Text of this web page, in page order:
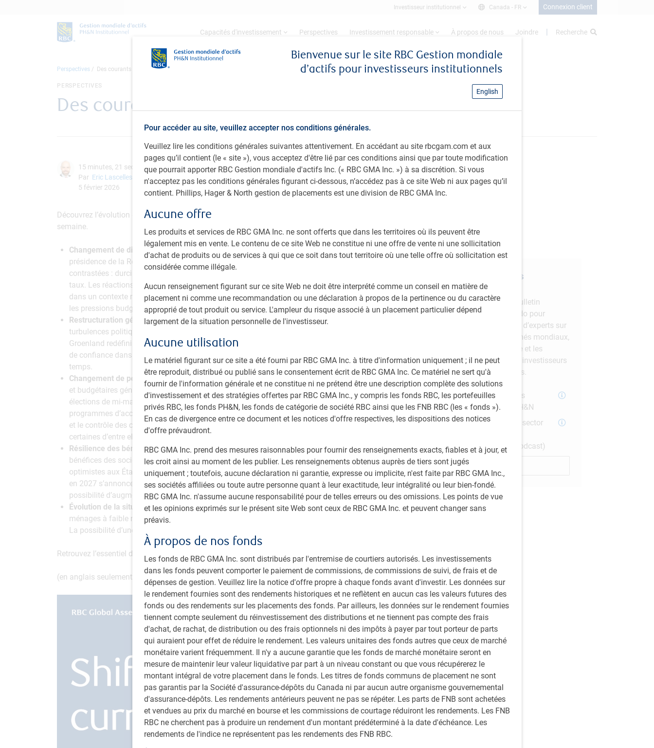
Investisseur institutionnel Canada - FR Connexion client
Capacités d'investissement Perspectives Investissement responsable À propos de nous Joindre Recherche
Bienvenue sur le site RBC Gestion mondiale
d’actifs pour investisseurs institutionnels
English
Pour accéder au site, veuillez accepter nos conditions générales.
Veuillez lire les conditions générales suivantes attentivement. En accédant au site rbcgam.com et aux
pages qu’il contient (le « site »), vous acceptez d'être lié par ces conditions ainsi que par toute modification
que pourrait apporter RBC Gestion mondiale d'actifs Inc. (« RBC GMA Inc. ») à sa discrétion. Si vous
n'acceptez pas les conditions générales figurant ci-dessous, n’accédez pas à ce site Web ni aux pages qu’il
contient. Phillips, Hager & North gestion de placements est une division de RBC GMA Inc.
Aucune offre
Les produits et services de RBC GMA Inc. ne sont offerts que dans les territoires où ils peuvent être
légalement mis en vente. Le contenu de ce site Web ne constitue ni une offre de vente ni une sollicitation
d'achat de produits ou de services à qui que ce soit dans tout territoire où une telle offre où sollicitation est
considérée comme illégale.
Aucun renseignement figurant sur ce site Web ne doit être interprété comme un conseil en matière de
placement ni comme une recommandation ou une déclaration à propos de la pertinence ou du caractère
approprié de tout produit ou service. L'ampleur du risque associé à un placement particulier dépend
largement de la situation personnelle de l'investisseur.
Aucune utilisation
Le matériel figurant sur ce site a été fourni par RBC GMA Inc. à titre d'information uniquement ; il ne peut
être reproduit, distribué ou publié sans le consentement écrit de RBC GMA Inc. Ce matériel ne sert qu'à
fournir de l'information générale et ne constitue ni ne prétend être une description complète des solutions
d'investissement et des stratégies offertes par RBC GMA Inc., y compris les fonds RBC, les portefeuilles
privés RBC, les fonds PH&N, les fonds de catégorie de société RBC ainsi que les FNB RBC (les « fonds »).
En cas de divergence entre ce document et les notices d'offre respectives, les dispositions des notices
d'offre prévaudront.
RBC GMA Inc. prend des mesures raisonnables pour fournir des renseignements exacts, fiables et à jour, et
les croit ainsi au moment de les publier. Les renseignements obtenus auprès de tiers sont jugés
uniquement ; toutefois, aucune déclaration ni garantie, expresse ou implicite, n'est faite par RBC GMA Inc.,
ses sociétés affiliées ou toute autre personne quant à leur exactitude, leur intégralité ou leur bien-fondé.
RBC GMA Inc. n'assume aucune responsabilité pour de telles erreurs ou des omissions. Les points de vue
et les opinions exprimés sur le présent site Web sont ceux de RBC GMA Inc. et peuvent changer sans
préavis.
À propos de nos fonds
Les fonds de RBC GMA Inc. sont distribués par l'entremise de courtiers autorisés. Les investissements
dans les fonds peuvent comporter le paiement de commissions, de commissions de suivi, de frais et de
dépenses de gestion. Veuillez lire la notice d'offre propre à chaque fonds avant d'investir. Les données sur
le rendement fournies sont des rendements historiques et ne reflètent en aucun cas les valeurs futures des
fonds ou des rendements sur les placements des fonds. Par ailleurs, les données sur le rendement fournies
tiennent compte seulement du réinvestissement des distributions et ne tiennent pas compte des frais
d'achat, de rachat, de distribution ou des frais optionnels ni des impôts à payer par tout porteur de parts
qui auraient pour effet de réduire le rendement. Les valeurs unitaires des fonds autres que ceux de marché
monétaire varient fréquemment. Il n'y a aucune garantie que les fonds de marché monétaire seront en
mesure de maintenir leur valeur liquidative par part à un niveau constant ou que vous récupérerez le
montant intégral de votre placement dans le fonds. Les titres de fonds communs de placement ne sont
pas garantis par la Société d'assurance-dépôts du Canada ni par aucun autre organisme gouvernemental
d'assurance-dépôts. Les rendements antérieurs peuvent ne pas se répéter. Les parts de FNB sont achetées
et vendues au prix du marché en bourse et les commissions de courtage réduiront les rendements. Les FNB
RBC ne cherchent pas à produire un rendement d'un montant prédéterminé à la date d'échéance. Les
rendements de l'indice ne représentent pas les rendements des FNB RBC.
Perspectives Des courants changeants
Des courants changeants
PERSPECTIVES
15 minutes, 21 secondes pour regarder
Par Eric Lascelles
5 février 2026
Découvrez l’évolution du contexte géopolitique et économique dans la vidéo #MacroMémo de la
semaine.
Changement de direction de la Réserve fédérale américaine :
La nomination de Kevin Warsh à la
présidence de la Réserve fédérale américaine (Fed) donne lieu à des perspectives politiques
contrastées : durcissement de ton sur la discipline budgétaire, assouplissement sur les baisses de
taux. Les réactions du marché ont été vives, mais l’or bénéficie encore d’un grand soutien structurel
dans un contexte marqué par les préoccupations entourant les devises, les tensions géopolitiques et
les pressions budgétaires.
Restructuration géopolitique :Les tensions géopolitiques s’intensifient sur de multiples fronts. Les
turbulences politiques au Venezuela, les risques d’escalade en Iran et l’intérêt des États-Unis pour le
Groenland redéfinissent les blocs commerciaux et les marchés de l’énergie. Il en est résulté une perte
de confiance dans les partenariats américains et des pressions croissantes sur le dollar au fil du
temps.
Changement de politique de la Maison-Blanche : L’attention se déplace de mesures commerciales
et budgétaires générales vers des initiatives plus détaillées visant le coût de la vie à l’approche des
élections de mi-mandat. Parmi les changements qui pourraient être apportés, mentionnons les
programmes d’accessibilité à la propriété immobilière, le plafonnement des frais sur cartes de crédit
et le contrôle des coûts en assurance maladie. Ces propositions visent à aider les ménages, mais
certaines d’entre elles risquent d’avoir des répercussions non voulues sur les marchés.
Résilience des bénéfices : Malgré les revirements du marché et les valorisations élevées, les
bénéfices des sociétés demeurent robustes. En effet, les prévisions de bénéfices continuent d’être
optimistes aux États-Unis. Les sociétés ont constamment dépassé les attentes et la croissance
en 2027 s’annonce encore plus forte que celle de 2026. Les marges bénéficiaires ont encore la
possibilité d’augmenter dans ce contexte hautement capitalistique axé sur l’IA.
Évolution de la situation au Canada :L’amélioration des crédits d’impôt pour la TPS ciblant les
ménages à faible revenu pourrait accélérer la croissance économique au second semestre de 2026.
La possibilité d’une élection anticipée complique les perspectives.
Retrouvez l’essentiel de l’actualité économique dans la vidéo #MacroMémo de cette semaine.
(en anglais seulement)
Play
Abonnez-vous à nos
perspectives
Inscrivez-vous à notre bulletin
mensuel et à notre balado pour
obtenir des perspectives d’experts sur
les tendances des marchés mondiaux,
l’évolution de l’économie et les
stratégies adaptées aux investisseurs
institutionnels canadiens.
Bulletin Perspectives
d’investissement PH&N
Balado Le pouls du sector
Institutional Beat Podcast)